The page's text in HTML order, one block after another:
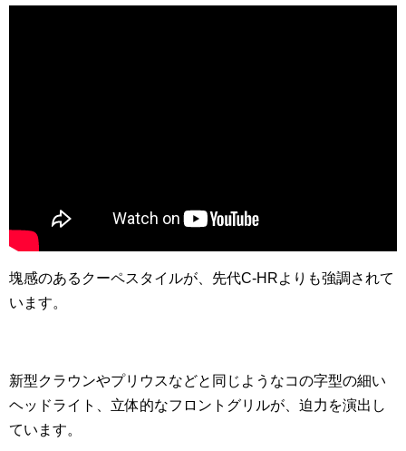
塊感のあるクーペスタイルが、先代C-HRよりも強調されて
います。
新型クラウンやプリウスなどと同じようなコの字型の細い
ヘッドライト、立体的なフロントグリルが、迫力を演出し
ています。